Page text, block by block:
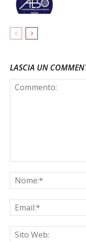
LASCIA UN